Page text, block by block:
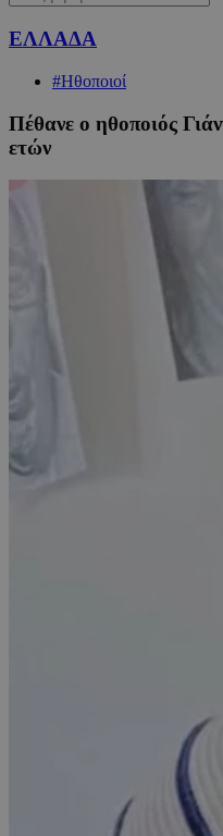
ΕΛΛΑΔΑ
#Ηθοποιοί
Πέθανε ο ηθοποιός
ετών